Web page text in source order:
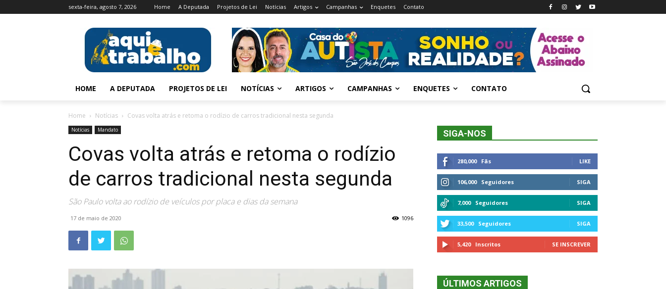
sexta-feira, agosto 7, 2026 Home A Deputada Projetos de Lei Notícias Artigos Campanhas Enquetes Contato
HOME A DEPUTADA PROJETOS DE LEI NOTÍCIAS ARTIGOS CAMPANHAS ENQUETES CONTATO
Home Notícias Covas volta atrás e retoma o rodízio de carros tradicional nesta segunda
Notícias Mandato
Covas volta atrás e retoma o rodízio
de carros tradicional nesta segunda
São Paulo volta ao rodízio de veículos por placa e dias da semana
17 de maio de 2020 1096
SIGA-NOS
280,000 Fãs LIKE
106,000 Seguidores SIGA
7,000 Seguidores SIGA
33,500 Seguidores SIGA
5,420 Inscritos SE INSCREVER
ÚLTIMOS ARTIGOS